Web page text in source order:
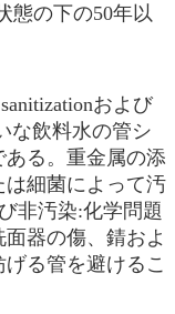
態の下の50年以
および
な飲料水の管シ
る。重金属の添
細菌によって汚
非汚染:化学問題
器の傷、錆およ
る管を避けるこ